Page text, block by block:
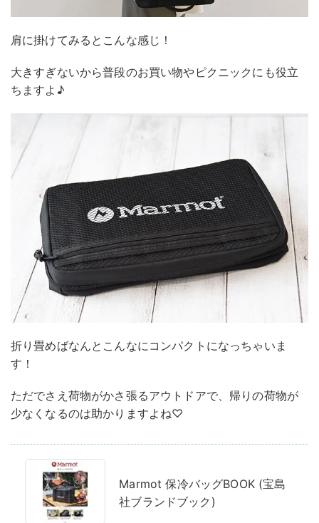
肩に掛けてみるとこんな感じ！
大きすぎないから普段のお買い物やピクニックにも役立
ちますよ♪
折り畳めばなんとこんなにコンパクトになっちゃいま
す！
ただでさえ荷物がかさ張るアウトドアで、帰りの荷物が
少なくなるのは助かりますよね♡
Marmot 保冷バッグBOOK (宝島
社ブランドブック)